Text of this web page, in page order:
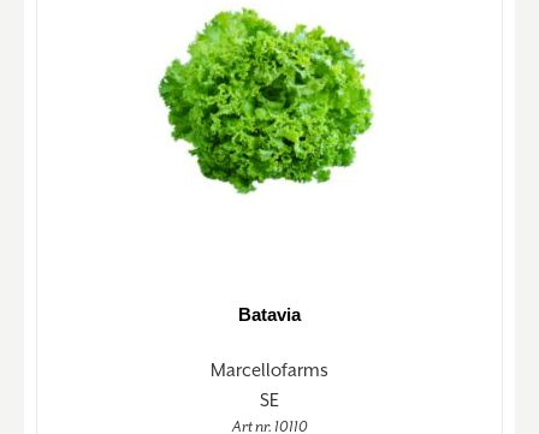
Batavia
Marcellofarms
SE
Art nr. 10110